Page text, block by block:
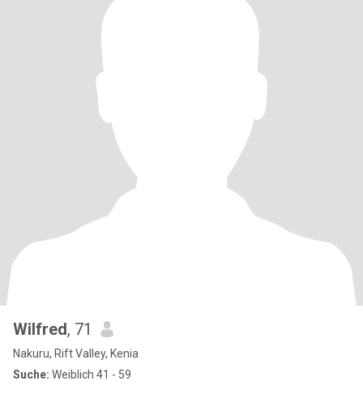
Wilfred, 71
Nakuru, Rift Valley, Kenia
Suche: Weiblich 41 - 59